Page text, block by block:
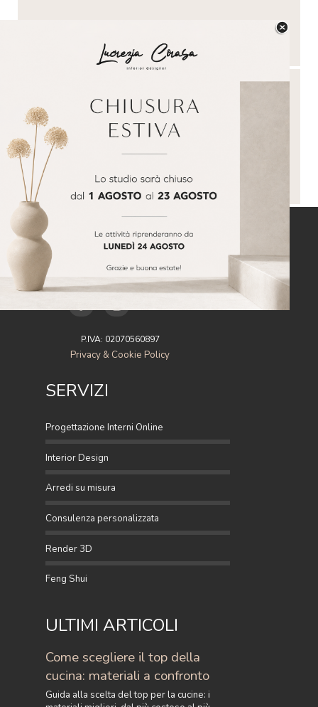
giornalistica. In base ai sensi della legge n° 62 del
07/03/2001 non è da considerarsi un prodotto
editoriale. Alcune immagini che troverete negli articoli
sono prese da
sempre riportate. Ne caso di eventuale presenza di
un'immagine non autorizzata, segnalatela ed essa verrà
immediatamente rimossa. Grazie.
SERVIZI
Progettazione Interni Online
Interior Design
Arredi su misura
Consulenza personalizzata
Render 3D
Feng Shui
ULTIMI ARTICOLI
Come scegliere il top della
cucina: materiali a confronto
Guida alla scelta del top per la cucine: i
P.IVA: 02070560897
Privacy & Cookie Policy